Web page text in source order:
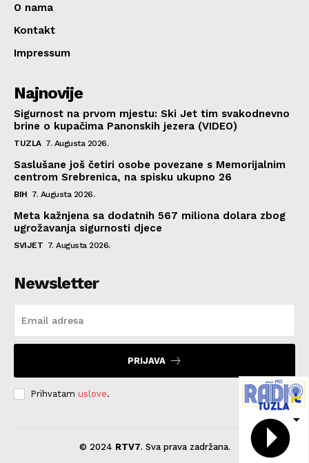
O nama
Kontakt
Impressum
Najnovije
Sigurnost na prvom mjestu: Ski Jet tim svakodnevno
brine o kupačima Panonskih jezera (VIDEO)
TUZLA 7. Augusta 2026.
Saslušane još četiri osobe povezane s Memorijalnim
centrom Srebrenica, na spisku ukupno 26
BIH 7. Augusta 2026.
Meta kažnjena sa dodatnih 567 miliona dolara zbog
ugrožavanja sigurnosti djece
SVIJET 7. Augusta 2026.
Newsletter
PRIJAVA
Prihvatam uslove.
© 2024 RTV7. Sva prava zadržana.